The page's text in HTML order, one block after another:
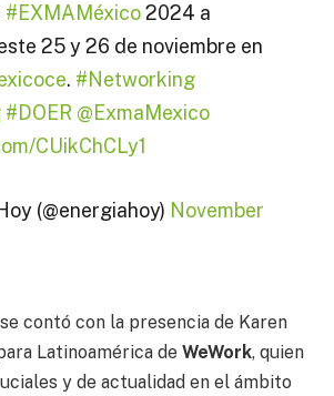
#EXMAMéxico2024 a
25 y 26 de noviembre en
. #Networking
#DOER @ExmaMexico
CUikChCLy1
(@energiahoy) November
contó con la presencia de Karen
Latinoamérica de WeWork, quien
y de actualidad en el ámbito